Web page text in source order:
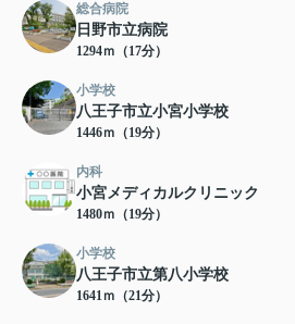
総合病院
日野市立病院
1294ｍ（17分）
小学校
八王子市立小宮小学校
1446ｍ（19分）
内科
小宮メディカルクリニック
1480ｍ（19分）
小学校
八王子市立第八小学校
1641ｍ（21分）